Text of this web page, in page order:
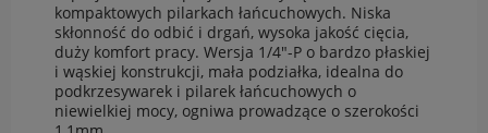
kompaktowych pilarkach łańcuchowych. Niska
skłonność do odbić i drgań, wysoka jakość cięcia,
duży komfort pracy. Wersja 1/4"-P o bardzo płaskiej
i wąskiej konstrukcji, mała podziałka, idealna do
podkrzesywarek i pilarek łańcuchowych o
niewielkiej mocy, ogniwa prowadzące o szerokości